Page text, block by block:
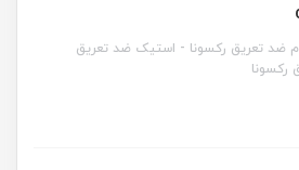
ضد تعریق رکسونا - استیک ضد تعریق
رکسونا